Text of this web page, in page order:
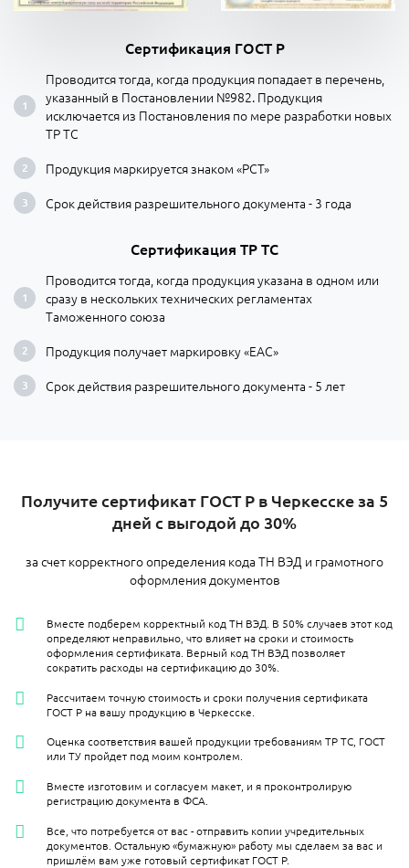
Сертификация ГОСТ Р
Проводится тогда, когда продукция попадает в перечень,
указанный в Постановлении №982. Продукция
исключается из Постановления по мере разработки новых
ТР ТС
Продукция маркируется знаком «РСТ»
Срок действия разрешительного документа - 3 года
Сертификация ТР ТС
Проводится тогда, когда продукция указана в одном или
сразу в нескольких технических регламентах
Таможенного союза
Продукция получает маркировку «ЕАС»
Срок действия разрешительного документа - 5 лет
Получите сертификат ГОСТ Р в Черкесске за 5
дней с выгодой до 30%
за счет корректного определения кода ТН ВЭД и грамотного
оформления документов
Вместе подберем корректный код ТН ВЭД. В 50% случаев этот код
определяют неправильно, что влияет на сроки и стоимость
оформления сертификата. Верный код ТН ВЭД позволяет
сократить расходы на сертификацию до 30%.
Рассчитаем точную стоимость и сроки получения сертификата
ГОСТ Р на вашу продукцию в Черкесске.
Оценка соответствия вашей продукции требованиям ТР ТС, ГОСТ
или ТУ пройдет под моим контролем.
Вместе изготовим и согласуем макет, и я проконтролирую
регистрацию документа в ФСА.
Все, что потребуется от вас - отправить копии учредительных
документов. Остальную «бумажную» работу мы сделаем за вас и
пришлём вам уже готовый сертификат ГОСТ Р.